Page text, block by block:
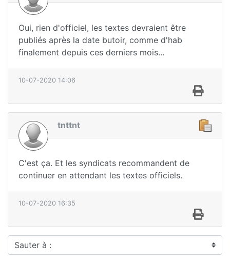
Oui, rien d'officiel, les textes devraient être
publiés après la date butoir, comme d'hab
finalement depuis ces derniers mois...
10-07-2020 14:06
tnttnt
C'est ça. Et les syndicats recommandent de
continuer en attendant les textes officiels.
10-07-2020 16:35
Sauter à :